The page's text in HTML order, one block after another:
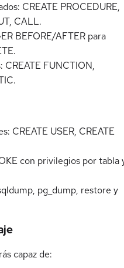
CREATE PROCEDURE,
CALL.
BEFORE/AFTER para
CREATE FUNCTION,
CREATE USER, CREATE
con privilegios por tabla
pg_dump, restore y
capaz de: